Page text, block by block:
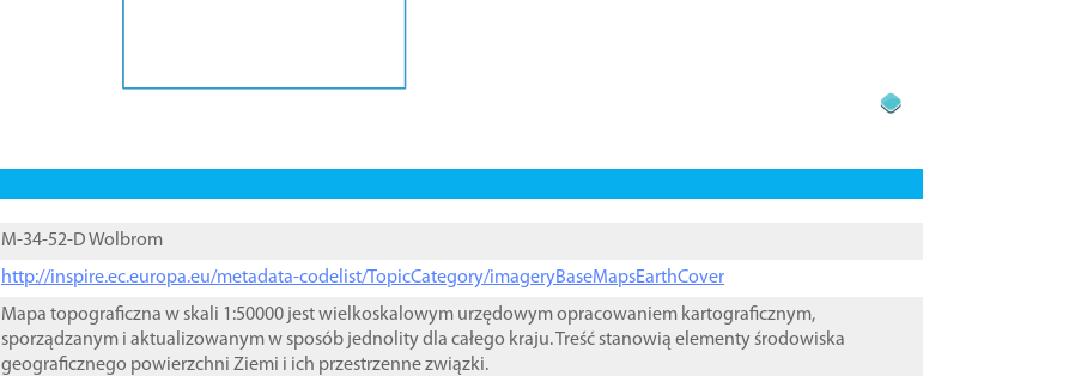
M-34-52-D Wolbrom
http://inspire.ec.europa.eu/metadata-codelist/TopicCategory/imageryBaseMapsEarthCover
Mapa topograficzna w skali 1:50000 jest wielkoskalowym urzędowym opracowaniem kartograficznym,
sporządzanym i aktualizowanym w sposób jednolity dla całego kraju. Treść stanowią elementy środowiska
geograficznego powierzchni Ziemi i ich przestrzenne związki.